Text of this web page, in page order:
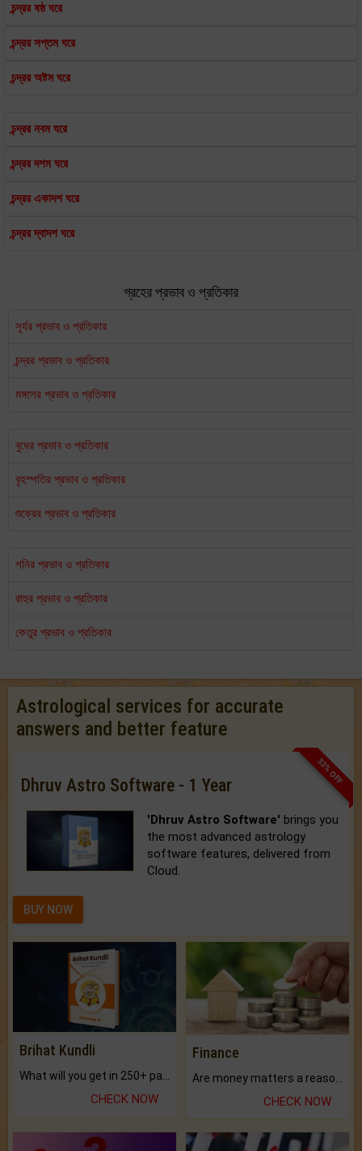
চন্দ্রর ষষ্ঠ ঘরে
চন্দ্রর সপ্তম ঘরে
চন্দ্রর অষ্টম ঘরে
চন্দ্রর নবম ঘরে
চন্দ্রর দশম ঘরে
চন্দ্রর একাদশ ঘরে
চন্দ্রর দ্বাদশ ঘরে
গ্রহের প্রভাব ও প্রতিকার
সূর্যর প্রভাব ও প্রতিকার
চন্দ্রর প্রভাব ও প্রতিকার
মঙ্গলের প্রভাব ও প্রতিকার
বুধের প্রভাব ও প্রতিকার
বৃহস্পতির প্রভাব ও প্রতিকার
শুক্রের প্রভাব ও প্রতিকার
শনির প্রভাব ও প্রতিকার
রাহুর প্রভাব ও প্রতিকার
কেতুর প্রভাব ও প্রতিকার
Astrological services for accurate
answers and better feature
33% OFF
Dhruv Astro Software - 1 Year
'Dhruv Astro Software' brings you
the most advanced astrology
software features, delivered from
Cloud.
BUY NOW
Brihat Kundli
CHECK NOW
Finance
CHECK NOW